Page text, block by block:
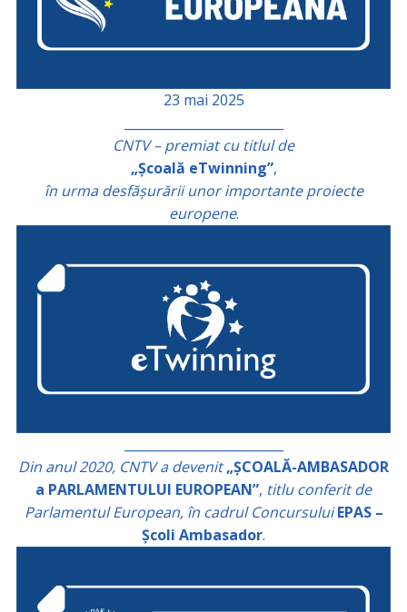
23 mai 2025
CNTV – premiat cu titlul de
„Școală eTwinning”,
în urma desfășurării unor importante proiecte
europene.
Din anul 2020, CNTV a devenit „ȘCOALĂ-AMBASADOR
a PARLAMENTULUI EUROPEAN”, titlu conferit de
Parlamentul European, în cadrul Concursului EPAS –
Școli Ambasador.